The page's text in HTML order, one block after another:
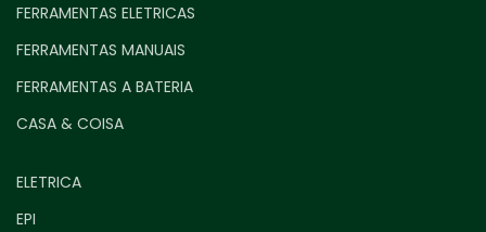
FERRAMENTAS ELETRICAS
FERRAMENTAS MANUAIS
FERRAMENTAS A BATERIA
CASA & COISA
ELETRICA
EPI